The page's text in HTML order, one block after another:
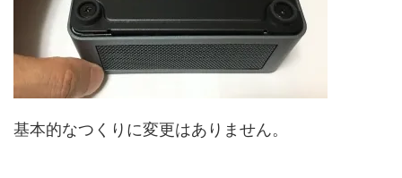
基本的なつくりに変更はありません。